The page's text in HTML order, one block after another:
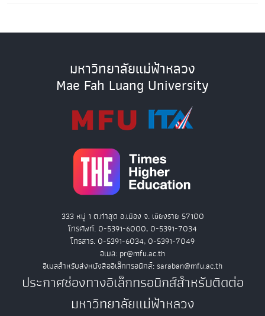
มหาวิทยาลัยแม่ฟ้าหลวง
Mae Fah Luang University
333 หมู่ 1 ต.ท่าสุด อ.เมือง จ. เชียงราย 57100
โทรศัพท์. 0-5391-6000, 0-5391-7034
โทรสาร. 0-5391-6034, 0-5391-7049
อีเมล: pr@mfu.ac.th
อีเมลสำหรับส่งหนังสืออิเล็กทรอนิกส์: saraban@mfu.ac.th
ประกาศช่องทางอิเล็กทรอนิกส์สำหรับติดต่อ
มหาวิทยาลัยแม่ฟ้าหลวง